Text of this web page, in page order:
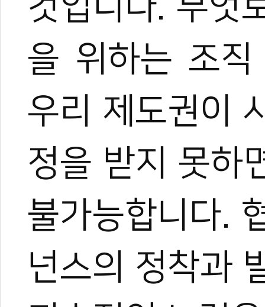
을 위하는 조직
우리 제도권이
정을 받지 못하
불가능합니다.
넌스의 정착과
#신년사 #2022 #임인년 #호랑이해 #대한민국태권도협회
#대한태권도
#도장 #코로나 #문화태권도
#전자